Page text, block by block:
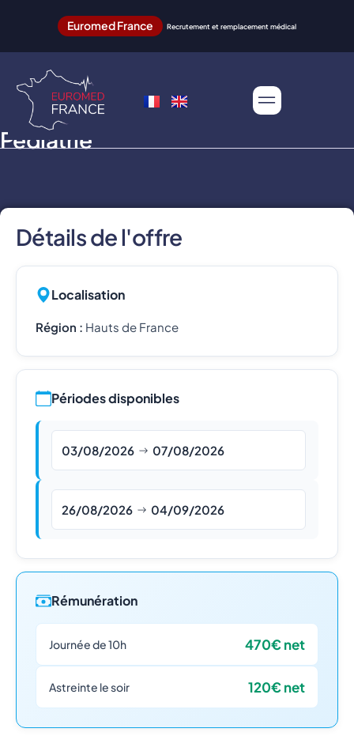
Euromed France Recrutement et remplacement médical
Pédiatrie
Détails de l'offre
Localisation
Région : Hauts de France
Périodes disponibles
03/08/2026 07/08/2026
26/08/2026 04/09/2026
Rémunération
Journée de 10h 470€ net
Astreinte le soir 120€ net